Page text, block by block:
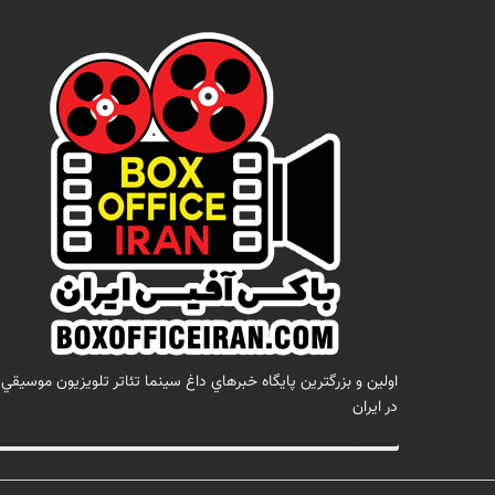
اولين و بزرگترين پايگاه خبرهاي داغ سينما تئاتر تلويزيون موسيقي
در ايران